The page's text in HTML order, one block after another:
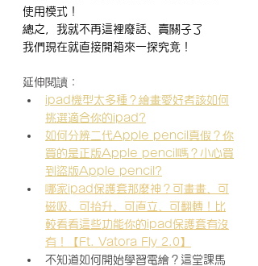
使用模式！
總之，我就不再這裡廢話、賣關子了
我們現在就直接開箱來一探究竟！
延伸閱讀：
ipad機型太多種？繪畫愛好者該如何
挑選適合你的ipad?
如何分辨二代Apple pencil真假？你
買的是正版Apple pencil嗎？小心買
到盜版Apple pencil?
哪家ipad保護套那麼神？可畫畫、可
磁吸、可抬升、可直立、可翻轉！比
較看看這些功能你的ipad保護套有沒
有！【Ft. Vatora Fly 2.0】
不知道如何開始學習電繪？這堂課馬